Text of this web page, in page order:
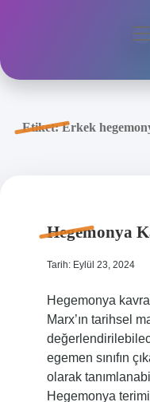
Anasayfa
Etiket:Erkek
Hegemonya
Tarih: Eylül 23, 2024
Hegemonya
Marx’ın tarihsel
egemen sınıfın
olarak
Hegemonya